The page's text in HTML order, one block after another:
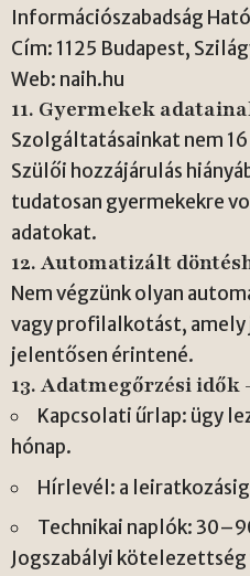
Információszabadság
Cím: 1125 Budapest,
Web: naih.hu
11. Gyermekek
Szolgáltatásainkat nem
Szülői hozzájárulás
tudatosan gyermekekre
adatokat.
12. Automatizált
Nem végzünk olyan
vagy profilalkotást, amely
jelentősen érintené.
13. Adatmegőrzési idők
Kapcsolati űrlap: ügy
hónap.
Hírlevél: a
Technikai naplók:
Jogszabályi kötelezettség